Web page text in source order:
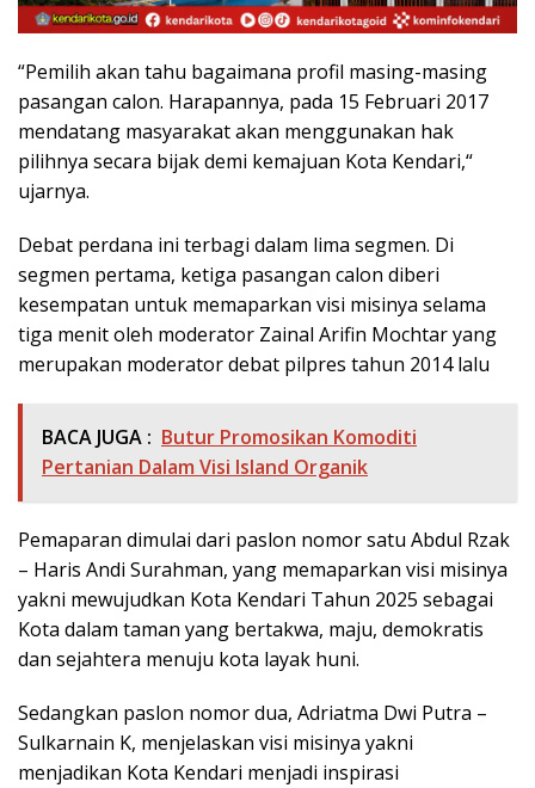
“Pemilih akan tahu bagaimana profil masing-masing
pasangan calon. Harapannya, pada 15 Februari 2017
mendatang masyarakat akan menggunakan hak
pilihnya secara bijak demi kemajuan Kota Kendari,“
ujarnya.
Debat perdana ini terbagi dalam lima segmen. Di
segmen pertama, ketiga pasangan calon diberi
kesempatan untuk memaparkan visi misinya selama
tiga menit oleh moderator Zainal Arifin Mochtar yang
merupakan moderator debat pilpres tahun 2014 lalu
BACA JUGA : Butur Promosikan Komoditi
Pertanian Dalam Visi Island Organik
Pemaparan dimulai dari paslon nomor satu Abdul Rzak
– Haris Andi Surahman, yang memaparkan visi misinya
yakni mewujudkan Kota Kendari Tahun 2025 sebagai
Kota dalam taman yang bertakwa, maju, demokratis
dan sejahtera menuju kota layak huni.
Sedangkan paslon nomor dua, Adriatma Dwi Putra –
Sulkarnain K, menjelaskan visi misinya yakni
menjadikan Kota Kendari menjadi inspirasi